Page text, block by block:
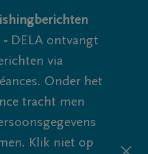
- DELA ontvangt
via
Onder het
tracht men
Klik niet op